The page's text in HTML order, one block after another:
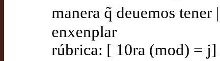
manera q̃ deuemos
enxenplar
rúbrica: [ 10ra (mod) =